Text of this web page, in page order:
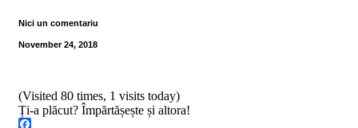
Nici un comentariu
November 24, 2018
(Visited 80 times, 1 visits today)
Ți-a plăcut? Împărtășește și altora!